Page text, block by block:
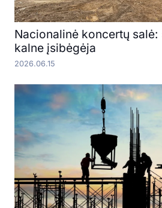
Nacionalinė koncertų
kalne įsibėgėja
2026.06.15